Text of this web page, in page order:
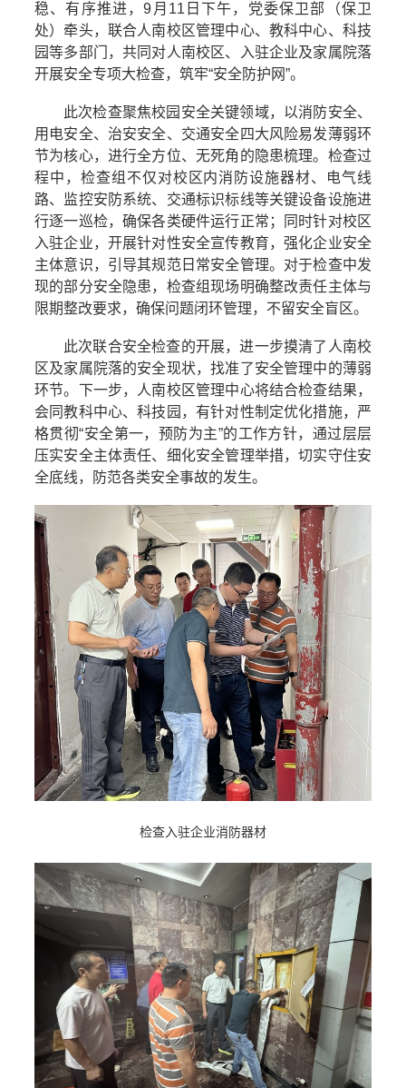
稳、有序推进，9 月 11 日下午，党委保卫部（保卫
处）牵头，联合人南校区管理中心、教科中心、科技
园等多部门，共同对人南校区、入驻企业及家属院落
开展安全专项大检查，筑牢“安全防护网”。
此次检查聚焦校园安全关键领域，以消防安全、
用电安全、治安安全、交通安全四大风险易发薄弱环
节为核心，进行全方位、无死角的隐患梳理。检查过
程中，检查组不仅对校区内消防设施器材、电气线
路、监控安防系统、交通标识标线等关键设备设施进
行逐一巡检，确保各类硬件运行正常；同时针对校区
入驻企业，开展针对性安全宣传教育，强化企业安全
主体意识，引导其规范日常安全管理。对于检查中发
现的部分安全隐患，检查组现场明确整改责任主体与
限期整改要求，确保问题闭环管理，不留安全盲区。
此次联合安全检查的开展，进一步摸清了人南校
区及家属院落的安全现状，找准了安全管理中的薄弱
环节。下一步，人南校区管理中心将结合检查结果，
会同教科中心、科技园，有针对性制定优化措施，严
格贯彻“安全第一，预防为主”的工作方针，通过层层
压实安全主体责任、细化安全管理举措，切实守住安
全底线，防范各类安全事故的发生。
检查入驻企业消防器材